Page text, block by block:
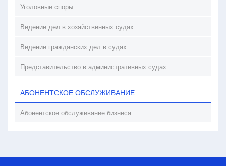
Уголовные споры
Ведение дел в хозяйственных судах
Ведение гражданских дел в судах
Представительство в административных судах
АБОНЕНТСКОЕ ОБСЛУЖИВАНИЕ
Абонентское обслуживание бизнеса